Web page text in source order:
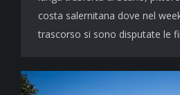
costa salernitana dove nel
trascorso si sono disputate le